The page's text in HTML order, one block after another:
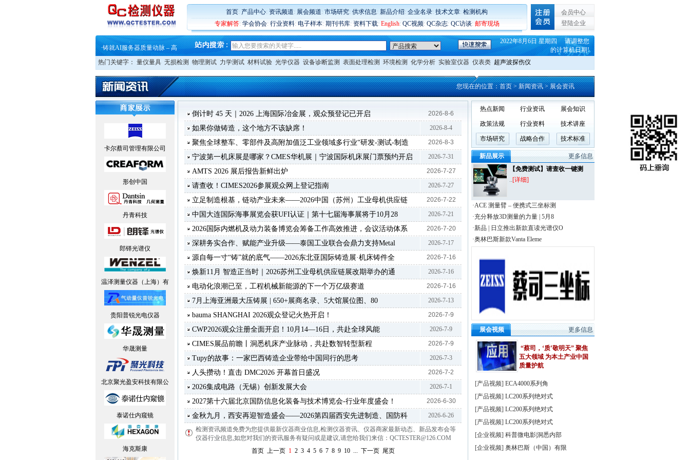
首页: 产品中心: 资讯频道: 展会频道: 市场研究: 供求信息: 新品介绍: 企业名录: 技术文章: 检测机构
专家解答: 学会协会: 行业资料: 电子样本: 期刊书库: 资料下载: English: QC视频: QC杂志: QC访谈: 邮寄现场
会员中心
登陆企业
ZEISS BOSELLO ADR 让内部缺
蔡司和亿纬锂能达成战略合作
大牌云集 买家升级 ——26
·蔡司软件 | 高效变形分析能
·铸就AI服务器质量动脉 – 高
·铸就AI服务器质量动脉 – 高
·ZEISS BOSELLO ADR 让内部缺
·大牌云集 买家升级 ——26
2022年8月6日 星期四 请调整您
的计算机日期!
热门关键字： 量仪量具 无损检测 物理测试 力学测试 材料试验 光学仪器 设备诊断监测 表面处理检测 环境检测 化学分析 实验室仪器 仪表类 超声波探伤仪
您现在的位置：首页> 新闻资讯 > 展会资讯
卡尔蔡司管理有限公司
形创中国
丹青科技
郎铎光谱仪
温泽测量仪器（上海）有
贵阳普锐光电仪器
华晟测量
北京聚光盈安科技有限公
泰诺仕内窥镜
海克斯康
倒计时 45 天｜2026 上海国际冶金展，观众预登记已开启 2026-8-6
如果你做铸造，这个地方不该缺席！ 2026-8-4
聚焦全球整车、零部件及高附加值泛工业领域多行业“研发-测试-制造 2026-8-3
宁波第一机床展是哪家？CMES华机展｜宁波国际机床展门票预约开启 2026-7-31
AMTS 2026 展后报告新鲜出炉 2026-7-27
请查收！CIMES2026参展观众网上登记指南 2026-7-27
立足制造根基，链动产业未来——2026中国（苏州）工业母机供应链 2026-7-22
中国大连国际海事展览会获UFI认证｜第十七届海事展将于10月28 2026-7-21
2026国际内燃机及动力装备博览会筹备工作高效推进，会议活动体系 2026-7-20
深耕务实合作、赋能产业升级——泰国工业联合会鼎力支持Metal 2026-7-17
源自每一寸“铸”就的底气——2026东北亚国际铸造展·机床铸件全 2026-7-16
焕新11月 智造正当时｜2026苏州工业母机供应链展改期举办的通 2026-7-16
电动化浪潮已至，工程机械新能源的下一个万亿级赛道 2026-7-16
7月上海亚洲最大压铸展 | 650+展商名录、5大馆展位图、80 2026-7-13
bauma SHANGHAI 2026观众登记火热开启！ 2026-7-9
CWP2026观众注册全面开启！10月14—16日，共赴全球风能 2026-7-9
CIMES展品前瞻丨洞悉机床产业脉动，共赴数智转型新程 2026-7-9
Tupy的故事：一家巴西铸造企业带给中国同行的思考 2026-7-3
人头攒动！直击 DMC2026 开幕首日盛况 2026-7-2
2026集成电路（无锡）创新发展大会 2026-7-1
2027第十六届北京国防信息化装备与技术博览会-行业年度盛会！ 2026-6-30
金秋九月，西安再迎智造盛会——2026第四届西安先进制造、国防科
2026-6-26
检测资讯频道免费为您提供最新仪器商业信息,检测仪器资讯、仪器商家最新动态、新品发布会等
仪器行业信息,如您对我们的资讯服务有疑问或是建议,请您给我们来信：QCTESTER@126.COM
首页 上一页1 2 3 4 5 6 7 8 9 10 ... 下一页 尾页
热点新闻 行业资讯 展会知识
政策法规 行业资料 技术讲座
市场研究 战略合作 技术标准
新品展示
更多信息
【免费测试】请查收一键测
..[详细]
·ACE 测量臂 – 便携式三坐标测
·充分释放3D测量的力量 | 5月8
·新品 | 日立推出新款直读光谱仪O
·奥林巴斯新款Vanta Eleme
展会视频 更多信息
“蔡司，‘质’敬明天” 聚焦
五大领域 为本土产业中国
质量护航
[产品视频] ECA4000系列角
[产品视频] LC200系列绝对式
[产品视频] LC200系列绝对式
[产品视频] LC200系列绝对式
[企业视频] 科普微电影|洞悉内部
[企业视频] 奥林巴斯（中国）有限